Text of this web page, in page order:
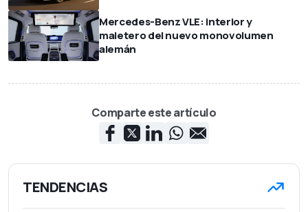
Mercedes-Benz VLE: interior y
maletero del nuevo monovolumen
alemán
Comparte este artículo
TENDENCIAS